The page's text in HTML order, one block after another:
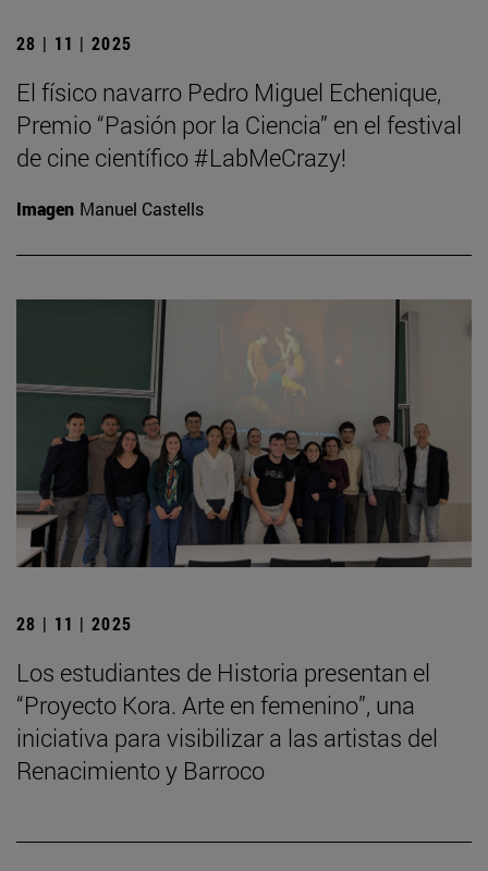
28 | 11 | 2025
El físico navarro Pedro Miguel Echenique,
Premio “Pasión por la Ciencia” en el festival
de cine científico #LabMeCrazy!
Imagen Manuel Castells
28 | 11 | 2025
Los estudiantes de Historia presentan el
“Proyecto Kora. Arte en femenino”, una
iniciativa para visibilizar a las artistas del
Renacimiento y Barroco